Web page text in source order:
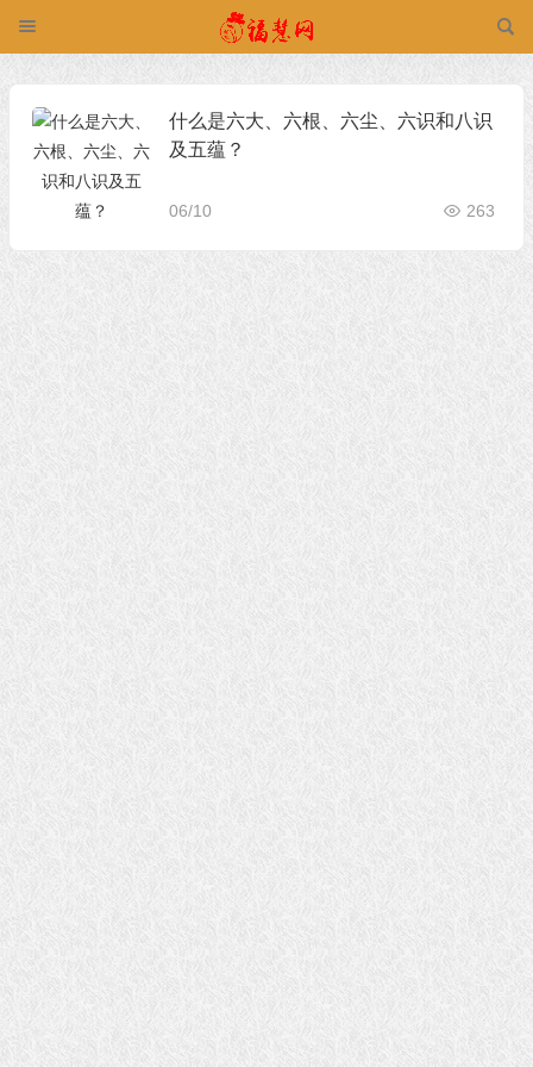
什么是六大、六根、六尘、六识和八识
及五蕴？
06/10 263